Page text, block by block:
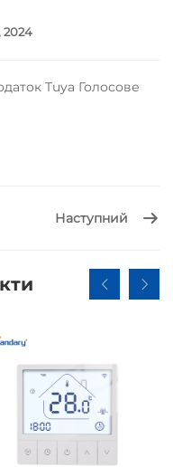
2024
Tuya Голосове
Наступний